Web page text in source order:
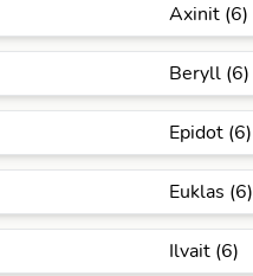
Axinit (6)
Beryll (6)
Epidot (6)
Euklas (6)
Ilvait (6)